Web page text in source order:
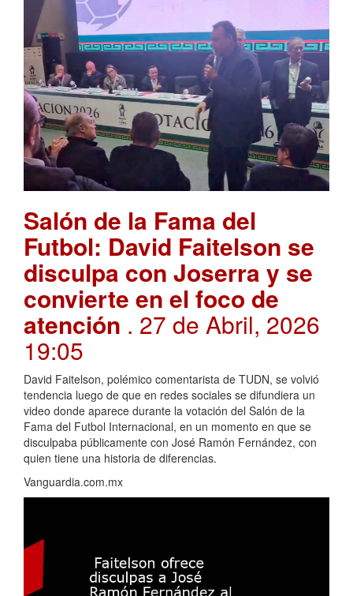
Salón de la Fama del
Futbol: David Faitelson se
disculpa con Joserra y se
convierte en el foco de
atención . 27 de Abril, 2026
19:05
David Faitelson, polémico comentarista de TUDN, se volvió
tendencia luego de que en redes sociales se difundiera un
video donde aparece durante la votación del Salón de la
Fama del Futbol Internacional, en un momento en que se
disculpaba públicamente con José Ramón Fernández, con
quien tiene una historia de diferencias.
Vanguardia.com.mx